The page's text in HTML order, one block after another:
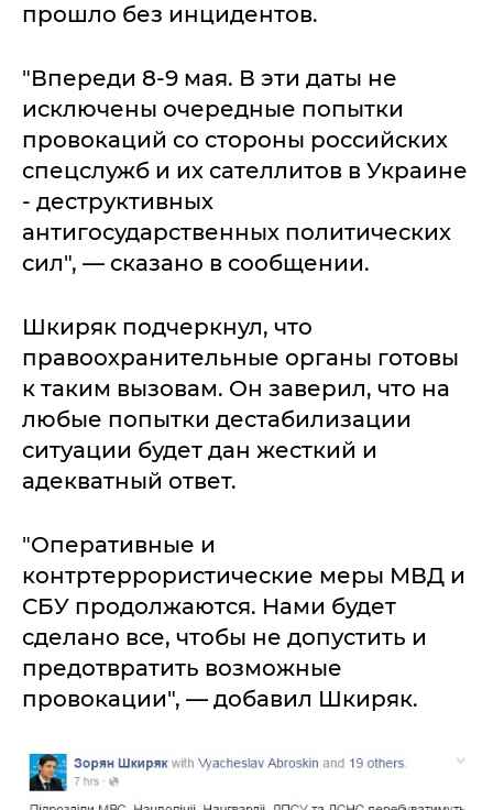
прошло без инцидентов.
"Впереди 8-9 мая. В эти даты не
исключены очередные попытки
провокаций со стороны российских
спецслужб и их сателлитов в Украине
- деструктивных
антигосударственных политических
сил", — сказано в сообщении.
Шкиряк подчеркнул, что
правоохранительные органы готовы
к таким вызовам. Он заверил, что на
любые попытки дестабилизации
ситуации будет дан жесткий и
адекватный ответ.
"Оперативные и
контртеррористические меры МВД и
СБУ продолжаются. Нами будет
сделано все, чтобы не допустить и
предотвратить возможные
провокации", — добавил Шкиряк.